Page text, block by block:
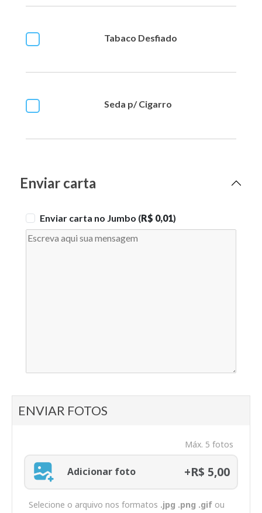
Tabaco Desfiado
Seda p/ Cigarro
Enviar carta
Enviar carta no Jumbo (R$ 0,01)
ENVIAR FOTOS
Máx. 5 fotos
Adicionar foto +R$ 5,00
Selecione o arquivo nos formatos .jpg .png .gif ou